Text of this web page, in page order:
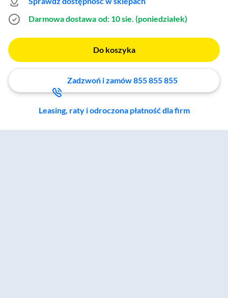
Darmowa dostawa od: 10 sie. (poniedziałek)
Do koszyka
Zadzwoń i zamów 855 855 855
Leasing, raty i odroczona płatność dla firm